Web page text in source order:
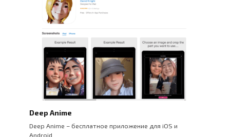
Deep Anime
Deep Anime – бесплатное приложение для iOS и
Android